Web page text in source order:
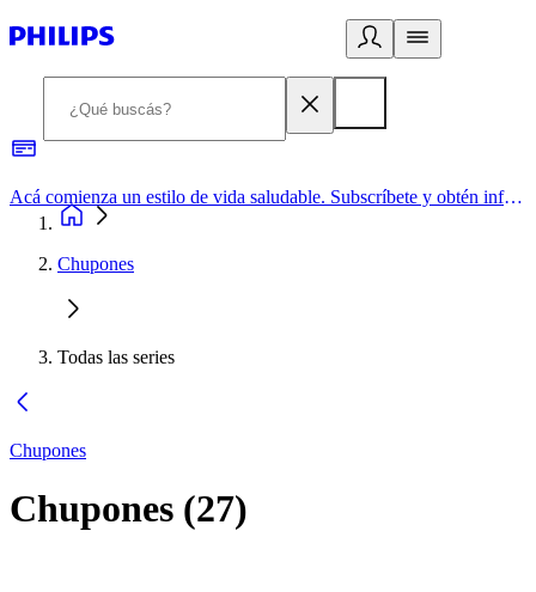
Acá comienza un estilo de vida saludable. Subscríbete y obtén información de primera mano
Chupones
Todas las series
Chupones
Chupones (27)